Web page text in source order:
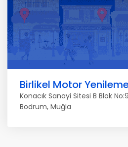
Birlikel Motor
Konacık Sanayi Sitesi B Blok
Bodrum, Muğla